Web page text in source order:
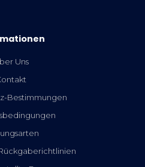
Uns
Bestimmungen